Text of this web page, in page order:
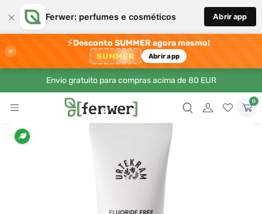
× Ferwer: perfumes e cosméticos Abrir app
×
⚡Desconto SUMMER agora mesmo!
SUMMER Abrir app
Envio gratuito para compras acima de 80 EUR
0